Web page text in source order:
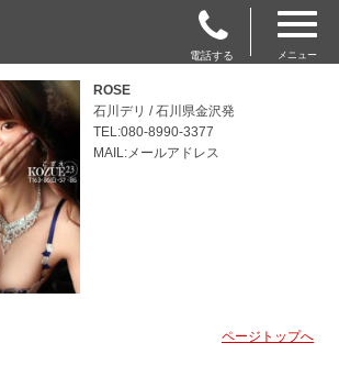
電話する メニュー
ROSE
石川デリ / 石川県金沢発
TEL:080-8990-3377
MAIL:メールアドレス
ページトップへ